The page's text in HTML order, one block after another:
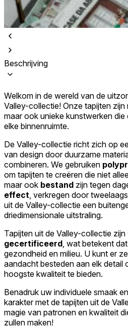
Beschrijving
Welkom in de wereld van de
Valley-collectie! Onze tapijten zijn
maar ook unieke kunstwerken
elke binnenruimte.
De Valley-collectie richt zich op
van design door duurzame
combineren. We gebruiken
om tapijten te creëren die niet
maar ook bestand zijn tegen
effect , verkregen door
uit de Valley-collectie een
driedimensionale uitstraling.
Tapijten uit de Valley-collectie zijn
gecertificeerd , wat betekent
gezondheid en milieu. U kunt er
aandacht besteden aan elk detail
hoogste kwaliteit te bieden.
Benadruk uw individuele smaak
karakter met de tapijten uit de
magie van patronen en kwaliteit
zullen maken!